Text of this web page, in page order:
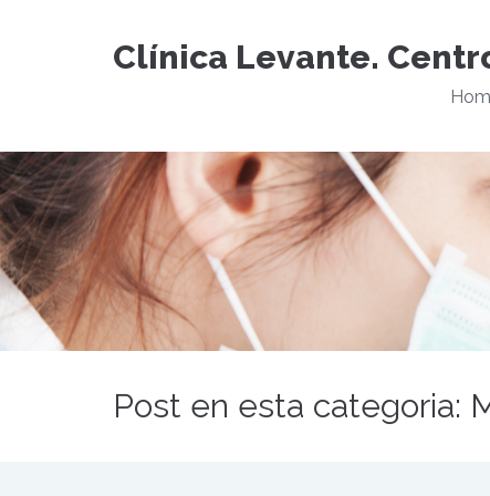
Clínica Levante.
Post en esta categoria: